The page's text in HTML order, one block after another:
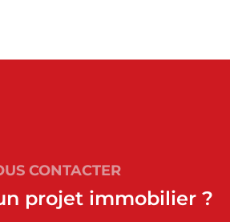
CONTACTER
projet immobilier ?